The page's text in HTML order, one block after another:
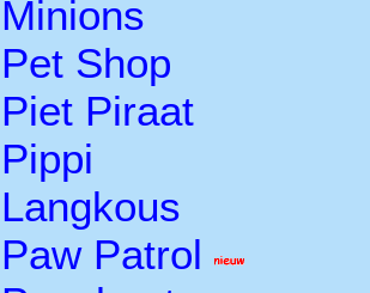
Minions
Pet Shop
Piet Piraat
Pippi
Langkous
Paw Patrol